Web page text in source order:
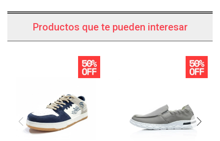
Productos que te pueden interesar